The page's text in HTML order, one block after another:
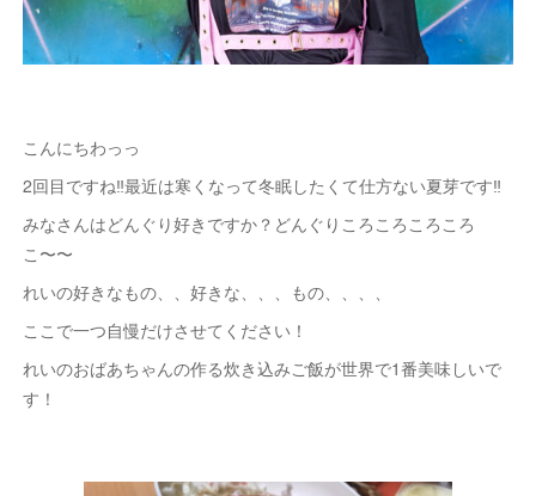
こんにちわっっ
2回目ですね‼️最近は寒くなって冬眠したくて仕方ない夏芽です‼️
みなさんはどんぐり好きですか？どんぐりころころころころ
こ〜〜
れいの好きなもの、、好きな、、、もの、、、、
ここで一つ自慢だけさせてください！
れいのおばあちゃんの作る炊き込みご飯が世界で1番美味しいで
す！